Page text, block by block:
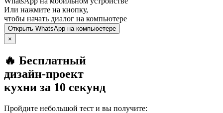
Или нажмите на кнопку,
чтобы начать диалог на компьютере
Открыть WhatsApp на компьюетере
×
🔥 Бесплатный
дизайн-проект
кухни за 10 секунд
Пройдите небольшой тест и вы получите: